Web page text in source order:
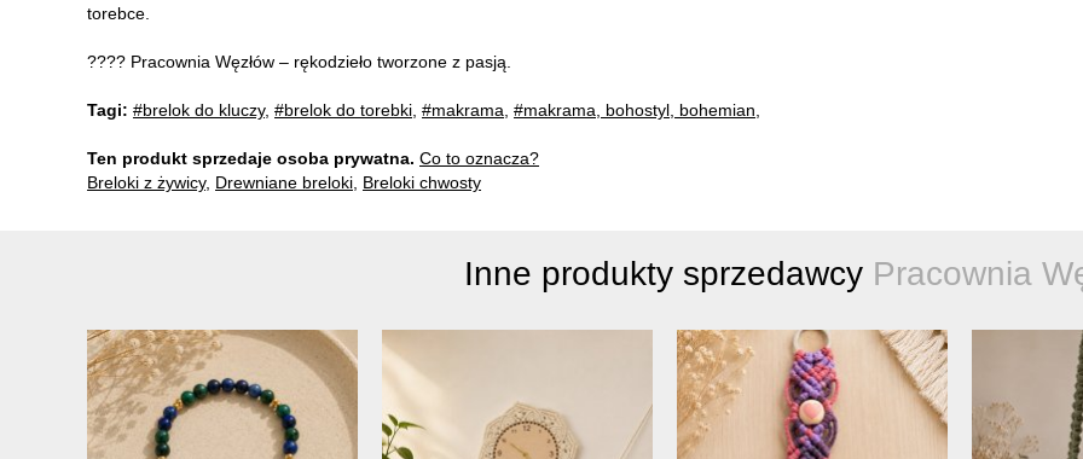
torebce.
???? Pracownia Węzłów – rękodzieło tworzone z pasją.
Tagi: #brelok do kluczy, #brelok do torebki #makrama #makrama, bohostyl, bohemian,
Ten produkt sprzedaje osoba prywatna. Co to oznacza?
Breloki z żywicy, Drewniane breloki Breloki chwosty
Inne produkty sprzedawcy Pracownia